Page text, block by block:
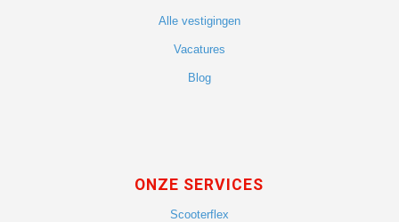
Alle vestigingen
Vacatures
Blog
ONZE SERVICES
Scooterflex